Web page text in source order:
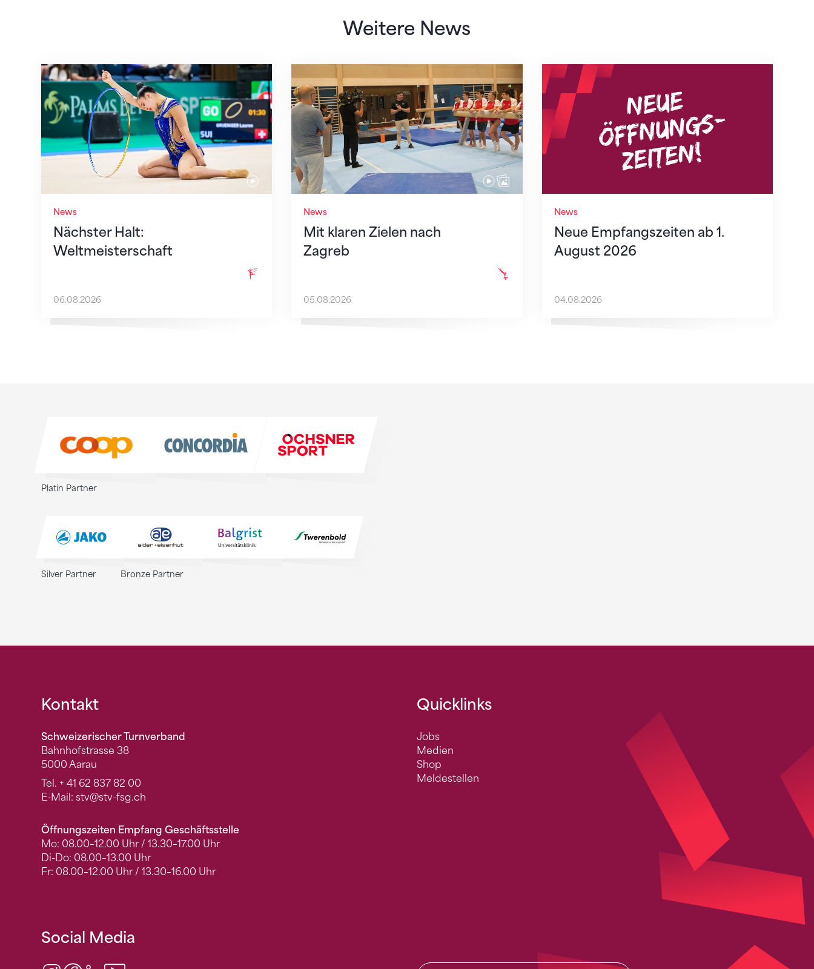
Weitere News
News
Nächster Halt:
Weltmeisterschaft
Nächster Halt: Weltmeisterschaft
06.08.2026
News
Mit klaren Zielen nach
Zagreb
Mit klaren Zielen nach Zagreb
05.08.2026
News
Neue Empfangszeiten ab 1.
August 2026
Neue Empfangszeiten ab 1. August 2026
04.08.2026
Platin Partner
Silver Partner Bronze Partner
Fusszeile
Kontakt
Schweizerischer Turnverband
Bahnhofstrasse 38
5000 Aarau
Tel. + 41 62 837 82 00
E-Mail: stv@stv-fsg.ch
Öffnungszeiten Empfang Geschäftsstelle
Mo: 08.00–12.00 Uhr / 13.30–17.00 Uhr
Di-Do: 08.00–13.00 Uhr
Fr: 08.00–12.00 Uhr / 13.30–16.00 Uhr
Quicklinks
Jobs
Medien
Shop
Meldestellen
Social Media